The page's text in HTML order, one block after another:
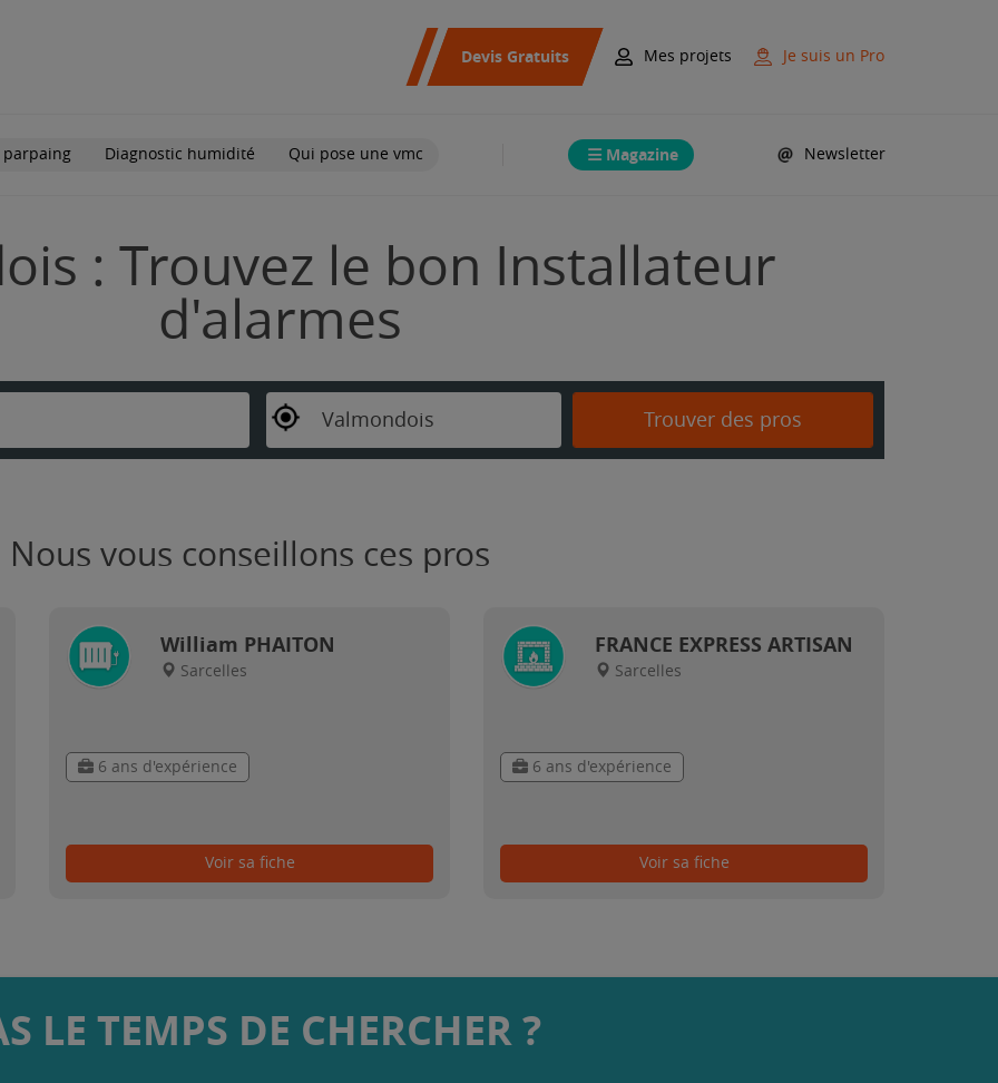
Devis Gratuits Mes projets Je suis un Pro
parpaing Diagnostic humidité Qui pose une vmc Magazine Newsletter
: Trouvez le bon Installateur
d'alarmes
Valmondois Trouver des pros
Nous vous conseillons ces pros
William PHAITON
Sarcelles
6 ans d'expérience
Voir sa fiche
FRANCE EXPRESS ARTISAN
Sarcelles
6 ans d'expérience
Voir sa fiche
LE TEMPS DE CHERCHER ?